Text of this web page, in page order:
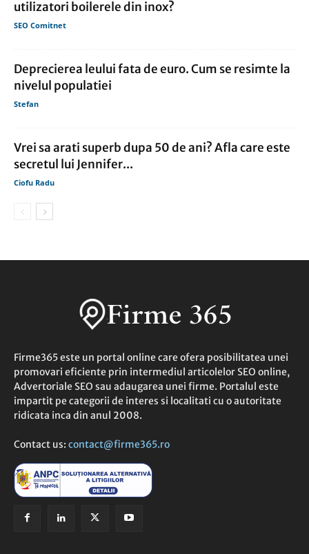
utilizatori boilerele din inox?
SEO Comitnet
Deprecierea leului fata de euro. Cum se resimte la
nivelul populatiei
Stefan
Vrei sa arati superb dupa 50 de ani? Afla care este
secretul lui Jennifer...
Ciofu Radu
Firme365 este un portal online care ofera posibilitatea unei
promovari eficiente prin intermediul articolelor SEO online,
Advertoriale SEO sau adaugarea unei firme. Portalul este
impartit pe categorii de interes si localitati cu o autoritate
ridicata inca din anul 2008.
Contact us: contact@firme365.ro